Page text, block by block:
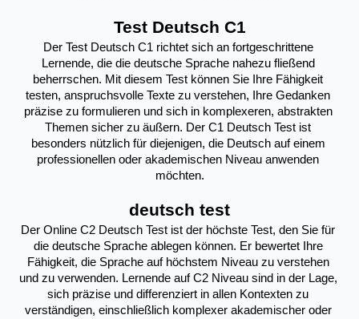
Test Deutsch C1
Der Test Deutsch C1 richtet sich an fortgeschrittene
Lernende, die die deutsche Sprache nahezu fließend
beherrschen. Mit diesem Test können Sie Ihre Fähigkeit
testen, anspruchsvolle Texte zu verstehen, Ihre Gedanken
präzise zu formulieren und sich in komplexeren, abstrakten
Themen sicher zu äußern. Der C1 Deutsch Test ist
besonders nützlich für diejenigen, die Deutsch auf einem
professionellen oder akademischen Niveau anwenden
möchten.
deutsch test
Der Online C2 Deutsch Test ist der höchste Test, den Sie für
die deutsche Sprache ablegen können. Er bewertet Ihre
Fähigkeit, die Sprache auf höchstem Niveau zu verstehen
und zu verwenden. Lernende auf C2 Niveau sind in der Lage,
sich präzise und differenziert in allen Kontexten zu
verständigen, einschließlich komplexer akademischer oder